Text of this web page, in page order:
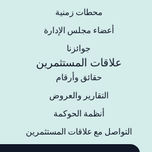
محطات زمنية
أعضاء مجلس الإدارة
جوائزنا
علاقات المستثمرين
حقائق وأرقام
التقارير والعروض
أنظمة الحوكمة
التواصل مع علاقات المستثمرين